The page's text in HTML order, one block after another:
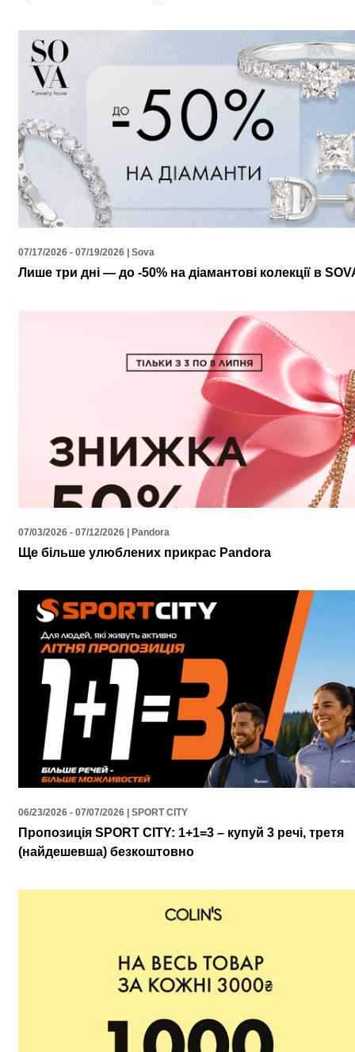
07/17/2026 - 07/19/2026 | Sova
Лише три дні — до -50% на діамантові колекції в
07/03/2026 - 07/12/2026 | Pandora
Ще більше улюблених прикрас Pandora
06/23/2026 - 07/07/2026 | SPORT CITY
Пропозиція SPORT CITY: 1+1=3 – купуй 3 речі, третя
(найдешевша) безкоштовно